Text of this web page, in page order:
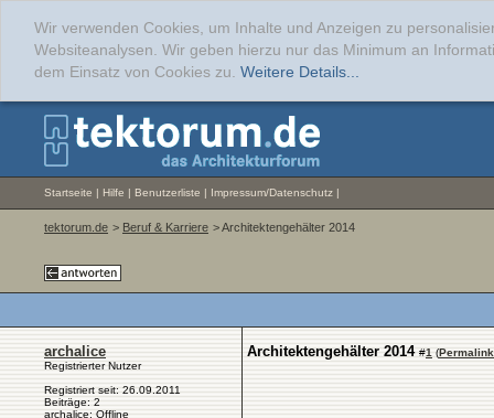
Wir verwenden Cookies, um Inhalte und Anzeigen zu
Websiteanalysen. Wir geben hierzu nur das Minimum an
dem Einsatz von Cookies zu. Weitere Details...
Startseite | Hilfe | Benutzerliste | Impressum/Datenschutz |
tektorum.de > Beruf & Karriere > Architektengehälter 2014
archalice
Registrierter Nutzer
Registriert seit: 26.09.2011
Beiträge: 2
archalice: Offline
Architektengehälter 2014 #1 (Permalink